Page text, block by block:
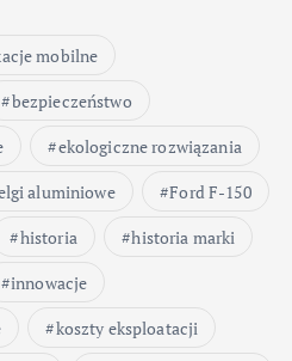
mobilne
bezpieczeństwo
ekologiczne rozwiązania
aluminiowe
Ford F-150
historia
historia marki
innowacje
koszty eksploatacji